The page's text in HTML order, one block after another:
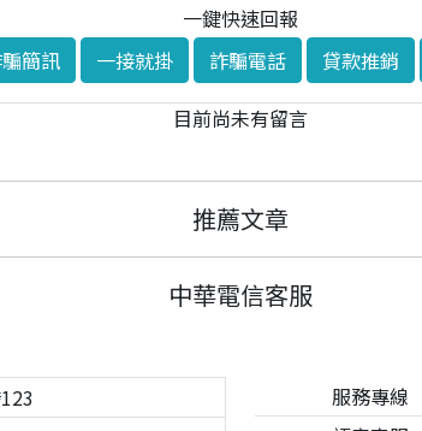
一鍵快速回報
簡訊 一接就掛 詐騙電話 貸款推銷
目前尚未有留言
推薦文章
中華電信客服
服務專線